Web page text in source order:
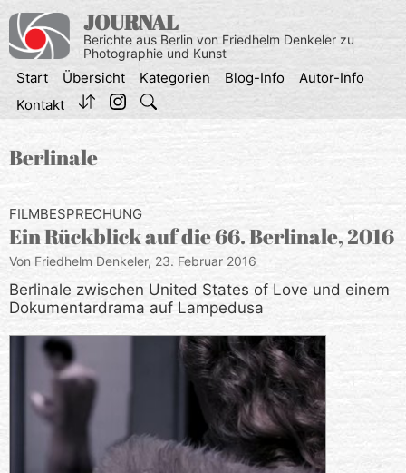
Inhalt
springen
JOURNAL
Berichte aus Berlin von Friedhelm Denkeler zu
Photographie und Kunst
Start Übersicht Kategorien Blog-Info
Autor-Info
Kontakt
Berlinale
FILMBESPRECHUNG
Ein Rückblick auf die 66. Berlinale, 2016
Von Friedhelm Denkeler, 23. Februar 2016
Berlinale zwischen United States of Love und einem
Dokumentardrama auf Lampedusa